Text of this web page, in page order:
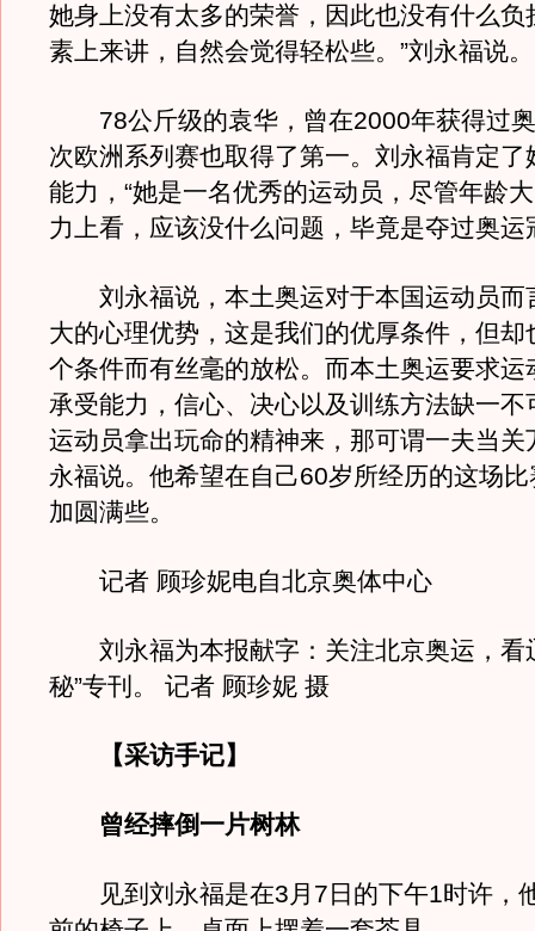
她身上没有太多的荣誉，因此也没有什么负
素上来讲，自然会觉得轻松些。”刘永福说。
78公斤级的袁华，曾在2000年获得过
次欧洲系列赛也取得了第一。刘永福肯定了
能力，“她是一名优秀的运动员，尽管年龄
力上看，应该没什么问题，毕竟是夺过奥运
刘永福说，本土奥运对于本国运动员而
大的心理优势，这是我们的优厚条件，但却
个条件而有丝毫的放松。而本土奥运要求运
承受能力，信心、决心以及训练方法缺一不
运动员拿出玩命的精神来，那可谓一夫当关
永福说。他希望在自己60岁所经历的这场
加圆满些。
记者 顾珍妮电自北京奥体中心
刘永福为本报献字：关注北京奥运，看
秘”专刊。 记者 顾珍妮 摄
【采访手记】
曾经摔倒一片树林
见到刘永福是在3月7日的下午1时许，